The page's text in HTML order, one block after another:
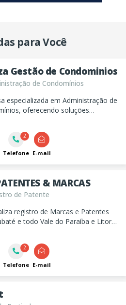
para Você
Gestão de Condominios
de Condomínios
especializada em Administração de
oferecendo soluções
e Litoral Norte. Entre em contato e
sua vida.
2
Telefone E-mail
& MARCAS
de Patente
registro de Marcas e Patentes
e todo Vale do Paraíba e Litoral
2
Telefone E-mail